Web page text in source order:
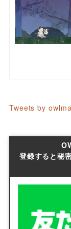
Tweets by
登録すると秘